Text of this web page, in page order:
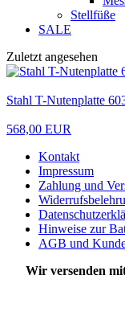
Stellfüße
SALE
Zuletzt angesehen
Stahl T-Nutenplatte
568,00 EUR
Kontakt
Impressum
Zahlung und
Hinweise zur
AGB und
Wir versenden